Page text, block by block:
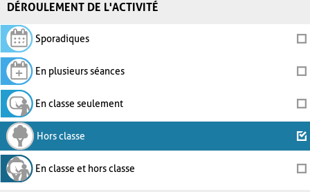
DÉROULEMENT DE L'ACTIVITÉ
Sporadiques
En plusieurs séances
En classe seulement
Hors classe
En classe et hors classe